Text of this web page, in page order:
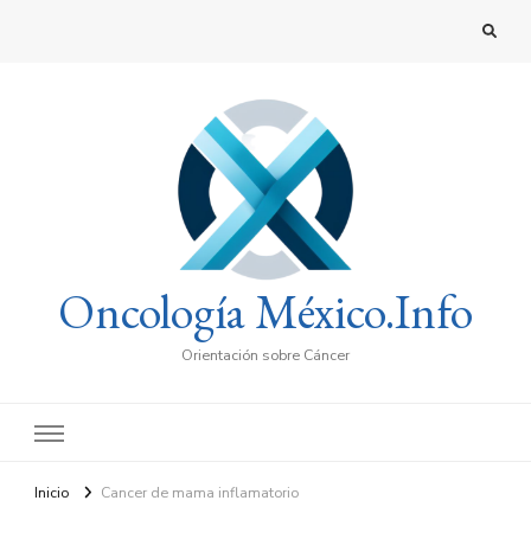
Oncología México.Info
Orientación sobre Cáncer
Inicio Cancer de mama inflamatorio